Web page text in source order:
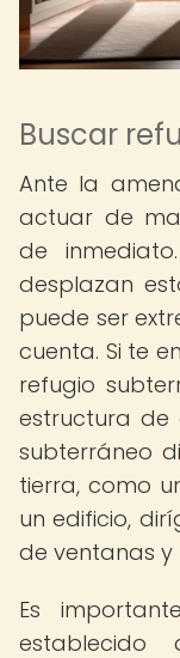
Buscar
Ante la
actuar de
de
desplazan
puede ser
cuenta. Si te
refugio
estructura de
subterráneo
tierra, como
un edificio,
de ventanas y
Es